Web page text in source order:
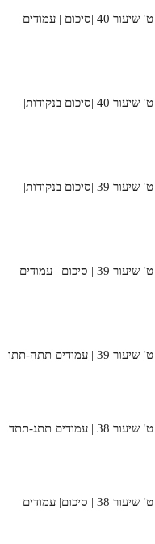
הדף היומי בתע"ס חלק ט' שיעור 40 |סיכום | עמודים
הדף היומי בתע"ס חלק ט' שיעור 40 |סיכום בנקודות|
הדף היומי בתע"ס חלק ט' שיעור 39 |סיכום בנקודות|
הדף היומי בתע"ס חלק ט' שיעור 39 | סיכום | עמודים
תתה-תתו
תתג-תתד
הדף היומי בתע"ס חלק ט' שיעור 38 | סיכום| עמודים